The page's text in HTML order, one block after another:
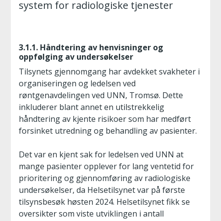
system for radiologiske tjenester
3.1.1. Håndtering av henvisninger og
oppfølging av undersøkelser
Tilsynets gjennomgang har avdekket svakheter i
organiseringen og ledelsen ved
røntgenavdelingen ved UNN, Tromsø. Dette
inkluderer blant annet en utilstrekkelig
håndtering av kjente risikoer som har medført
forsinket utredning og behandling av pasienter.
Det var en kjent sak for ledelsen ved UNN at
mange pasienter opplever for lang ventetid for
prioritering og gjennomføring av radiologiske
undersøkelser, da Helsetilsynet var på første
tilsynsbesøk høsten 2024. Helsetilsynet fikk se
oversikter som viste utviklingen i antall